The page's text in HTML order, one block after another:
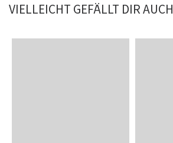
VIELLEICHT GEFÄLLT DIR AUCH